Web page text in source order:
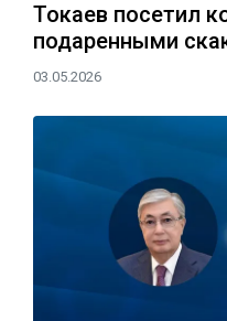
Токаев посетил
подаренными
03.05.2026